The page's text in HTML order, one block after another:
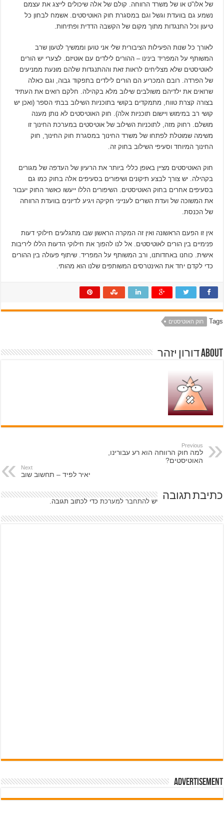
של אלו"ט או של משרד הרווחה. קולם של אלה שיכולים לייצג את עצמם
נשמע גם בוועדת וגשל וגם במסגרת חוק האוטיסטים. אשמח לבחון כל
טיעון וכל התנגדות מתוך מקום של הקשבה הדדית ופתיחות.
לאורך כל שנות הפעילות הציבורית שלי אני טוען וממשיך לטעון שרב
המשותף על המפריד בינינו – ההורים לילדים עם אוטיזם. לצערי יש הורים
לאוטיסטים שלא מצליחים לראות זאת וההתנגדות שלהם מוּנעת ממניעים
של הפרדה. רובם המכריע הם הורים לילדים בתפקוד גבוה, וגם כאלה
שרואים את ילדיהם משולבים שילוב מלא בקהילה. חלקם רואים את העתיד
בצורה קצרת טווח, מתמקדים בקושי בתוכניות השילוב בבתי הספר (ואכן יש
קושי רב במימוש ויישום תוכניות אלה). חוק האוטיסטים לא נותן מענה
מושלם. רחוק מזה, לתוכניות השילוב של אוטיסטים במערכת החינוך זו
משימה שמוטלת לפתחו של משרד החינוך במסגרת חוק החינוך, חוק
החינוך המיוחד וסעיפי השילוב בחוק זה.
חוק האוטיסטים מציין באופן כללי ביותר את הרעיון של העדפה של מגורים
בקהילה. יש צורך לבצע תיקונים ושיפורים בסעיפים אלה בחוק כמו גם
בסעיפים אחרים בחוק האוטיסטים. השיפורים הללו ייעשו כאשר החוק יעבור
את המשוכה של ועדת השרים לענייני חקיקה ויגיע לדיונים בוועדת הרווחה
של הכנסת.
אין זו הפעם הראשונה ואין זה המקרה הראשון שבו מתגלעים חילוקי דעות
פנימיים בין הורים לאוטיסטים. אל לנו להפוך את חילוקי הדעות הללו ליריבות
אישית. כוחנו באחדותנו, ורב המשותף על המפריד. שיתוף פעולה בין ההורים
כדי לקדם יחד את האינטרסים המשותפים שלנו הוא מהותי.
Tags חוק האוטיסטים
About דורון יזהר
Previous
למה חוק הרווחה הוא רע עבורינו,
האוטיסטים?
Next
יאיר לפיד – תחשוב שוב
כתיבת תגובה ישלהתחבר למערכת כדי לכתוב תגובה.
Advertisement